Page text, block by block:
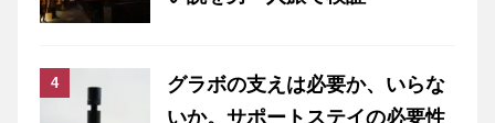
グラボの支えは必要か、いらな
いか。サポートステイの必要性